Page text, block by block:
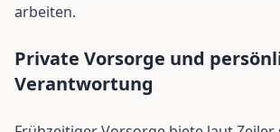
arbeiten.
Private Vorsorge und
Verantwortung